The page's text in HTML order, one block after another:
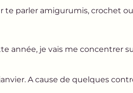
te parler amigurumis, crochet
année, je vais me concentrer
A cause de quelques